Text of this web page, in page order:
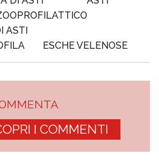
ASTI
ESCHE VELENOSE
I COMMENTI